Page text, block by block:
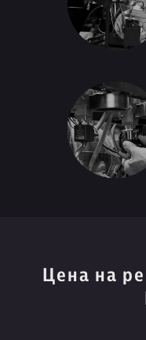
Цена на